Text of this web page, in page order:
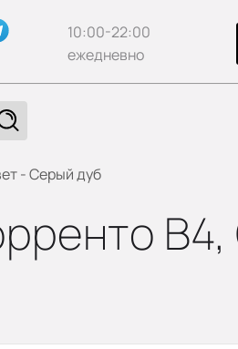
10:00-22:00
ежедневно
- Серый дуб